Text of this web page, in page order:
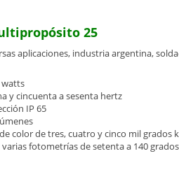
25
aplicaciones, industria argentina,
watts
y cincuenta a sesenta hertz
IP 65
color de tres, cuatro y cinco mil grados
fotometrías de setenta a 140 grados